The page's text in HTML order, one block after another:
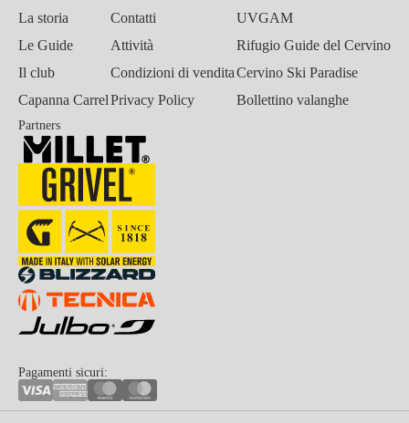
La storia
Le Guide
Il club
Capanna Carrel
Contatti
Attività
Condizioni di vendita
Privacy Policy
UVGAM
Rifugio Guide del Cervino
Cervino Ski Paradise
Bollettino valanghe
Partners
Pagamenti sicuri: